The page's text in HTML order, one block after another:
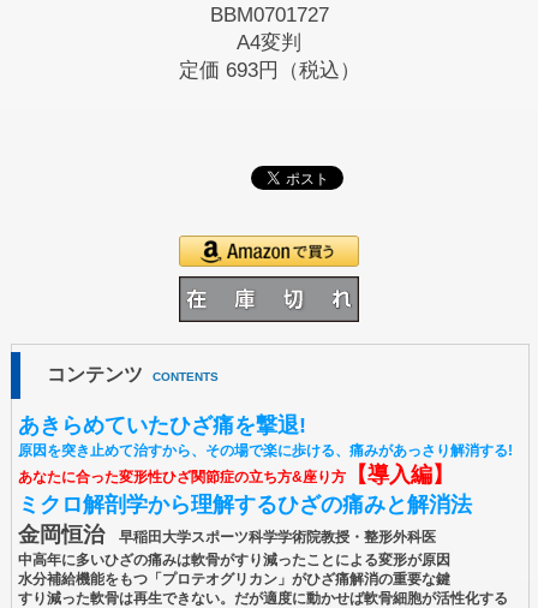
BBM0701727
A4変判
定価 693円（税込）
コンテンツ CONTENTS
あきらめていたひざ痛を撃退!
原因を突き止めて治すから、その場で楽に歩ける、痛みがあっさり解消する!
あなたに合った変形性ひざ関節症の立ち方&座り方【導入編】
ミクロ解剖学から理解するひざの痛みと解消法
金岡恒治早稲田大学スポーツ科学学術院教授・整形外科医
中高年に多いひざの痛みは軟骨がすり減ったことによる変形が原因
水分補給機能をもつ「プロテオグリカン」がひざ痛解消の重要な鍵
すり減った軟骨は再生できない。だが適度に動かせば軟骨細胞が活性化する